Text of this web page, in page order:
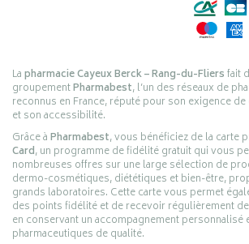
Lapharmacie Cayeux Berck – Rang-du-Fliersfait
groupementPharmabest, l’un des réseaux de
reconnus en France, réputé pour son exigence
et son accessibilité.
Grâce àPharmabest, vous bénéficiez de la carte
Card, un programme de fidélité gratuit qui vous
nombreuses offres sur une large sélection de
dermo-cosmétiques, diététiques et bien-être,
grands laboratoires. Cette carte vous permet
des points fidélité et de recevoir régulièrement
en conservant un accompagnement personnalisé
pharmaceutiques de qualité.